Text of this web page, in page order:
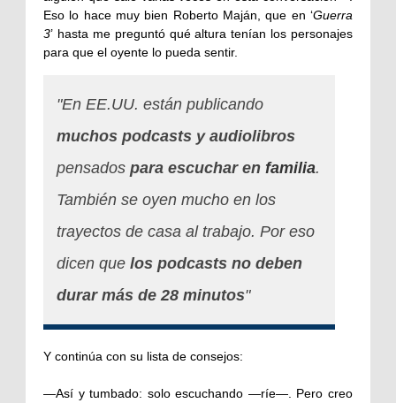
Eso lo hace muy bien Roberto Maján, que en ‘Guerra
3’ hasta me preguntó qué altura tenían los personajes
para que el oyente lo pueda sentir.
"En EE.UU. están publicando
muchos podcasts y audiolibros
pensados para escuchar en familia.
También se oyen mucho en los
trayectos de casa al trabajo. Por eso
dicen que los podcasts no deben
durar más de 28 minutos"
Y continúa con su lista de consejos:
—Así y tumbado: solo escuchando —ríe—. Pero creo